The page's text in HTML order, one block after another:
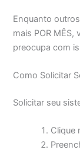
Enquanto
mais POR
preocupa com
Como Solicitar
Solicitar seu
Clique